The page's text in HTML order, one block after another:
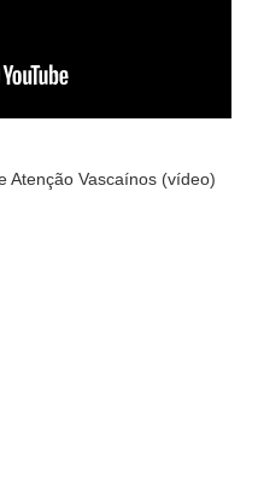
Atenção Vascaínos (vídeo)